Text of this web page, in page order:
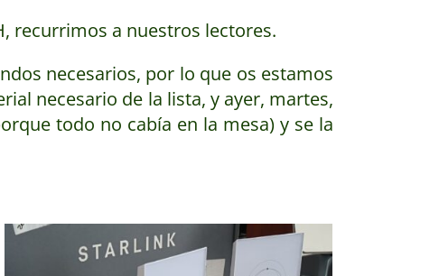
recurrimos a nuestros lectores.
necesarios, por lo que os estamos
necesario de la lista, y ayer, martes,
todo no cabía en la mesa) y se la